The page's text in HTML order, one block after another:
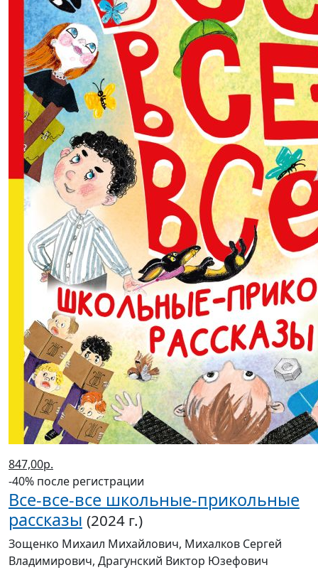
847,00р.
-40% после регистрации
Все-все-все школьные-прикольные
рассказы (2024 г.)
Зощенко Михаил Михайлович, Михалков Сергей
Владимирович, Драгунский Виктор Юзефович